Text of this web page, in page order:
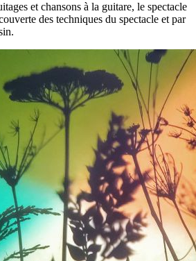
et chansons à la guitare, le spectacle
des techniques du spectacle et par